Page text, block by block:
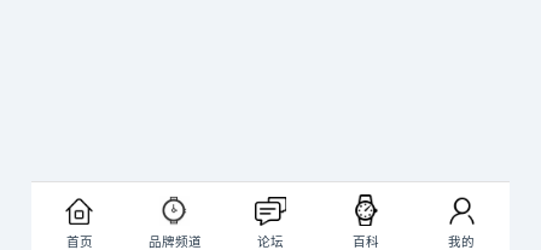
首页 品牌频道 论坛 百科 我的